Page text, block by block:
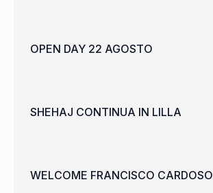
OPEN DAY 22 AGOSTO
SHEHAJ CONTINUA IN LILLA
WELCOME FRANCISCO CARDOSO